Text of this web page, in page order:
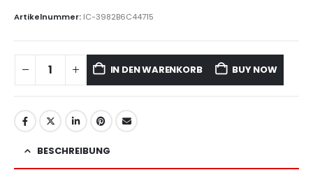
Artikelnummer: IC-3982B6C44715
IN DEN WARENKORB BUY NOW
BESCHREIBUNG